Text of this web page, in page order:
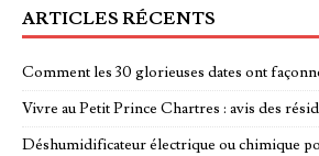
ARTICLES RÉCENTS
Comment les 30 glorieuses dates ont
Vivre au Petit Prince Chartres : avis des
Déshumidificateur électrique ou chimique